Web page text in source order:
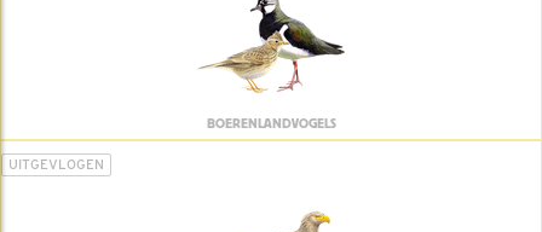
BOERENLANDVOGELS
UITGEVLOGEN